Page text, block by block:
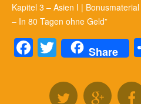
Kapitel 3 – Asien I |
– In 80 Tagen ohne Geld”
Facebook
Twitter
Share